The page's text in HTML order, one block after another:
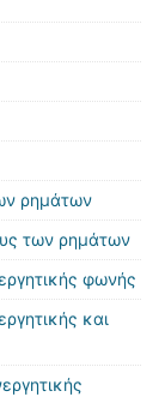
ρημάτων
των ρημάτων
φωνής
και